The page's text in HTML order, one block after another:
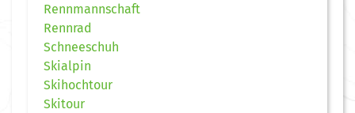
Rennmannschaft
Rennrad
Schneeschuh
Skialpin
Skihochtour
Skitour